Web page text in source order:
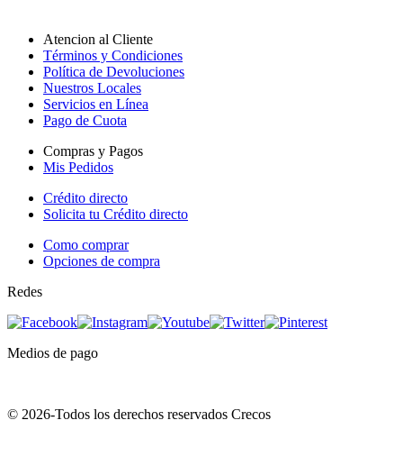
Atencion al Cliente
Términos y Condiciones
Política de Devoluciones
Nuestros Locales
Servicios en Línea
Pago de Cuota
Compras y Pagos
Mis Pedidos
Crédito directo
Solicita tu Crédito directo
Como comprar
Opciones de compra
Redes
Medios de pago
© 2026-Todos los derechos reservados Crecos